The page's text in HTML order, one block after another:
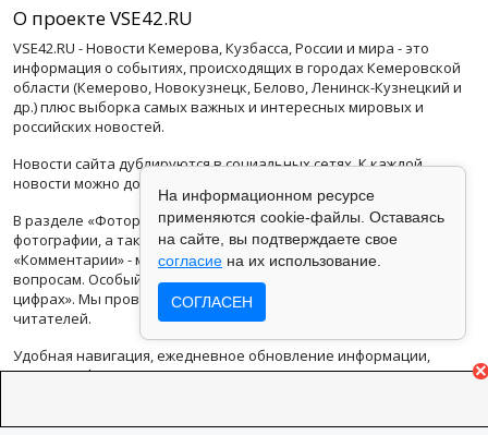
О проекте VSE42.RU
VSE42.RU - Новости Кемерова, Кузбасса, России и мира - это
информация о событиях, происходящих в городах Кемеровской
области (Кемерово, Новокузнецк, Белово, Ленинск-Кузнецкий и
др.) плюс выборка самых важных и интересных мировых и
российских новостей.
Новости сайта дублируются в социальных сетях. К каждой
новости можно добавить комментарий.
В разделе «Фоторепортажи», мы размещаем интересные
фотографии, а также видеоролики со всего света. Раздел
«Комментарии» - мнения известных людей по актуальным
вопросам. Особый взгляд на факты и события в разделе «В
цифрах». Мы проводим еженедельные «Опросы» среди наших
читателей.
Удобная навигация, ежедневное обновление информации,
ссылки на фото и видеорепортажи.
На информационном ресурсе
применяются cookie-файлы. Оставаясь
на сайте, вы подтверждаете свое
согласие на их использование.
СОГЛАСЕН